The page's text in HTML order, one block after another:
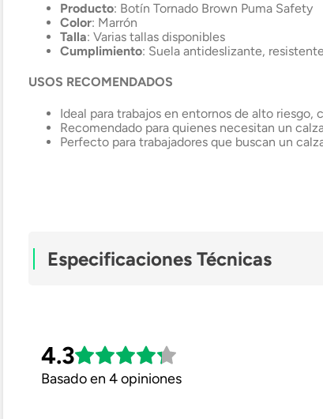
Producto: Botín Tornado Brown Puma Safety
Color: Marrón
Talla: Varias tallas disponibles
Cumplimiento: Suela antideslizante,
USOS RECOMENDADOS
Ideal para trabajos en entornos de alto
Recomendado para quienes necesitan un
Perfecto para trabajadores que buscan un
Especificaciones Técnicas
Tipo
4.3
Basado en 4 opiniones